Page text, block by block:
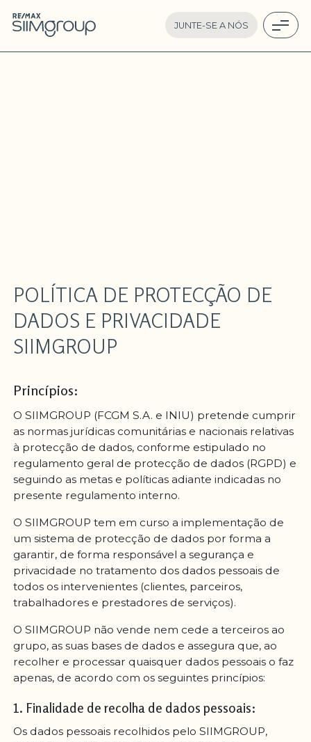
JUNTE-SE A NÓS
POLÍTICA DE PROTECÇÃO DE
DADOS E PRIVACIDADE
SIIMGROUP
Princípios:
O SIIMGROUP (FCGM S.A. e INIU) pretende cumprir
as normas jurídicas comunitárias e nacionais relativas
à protecção de dados, conforme estipulado no
regulamento geral de protecção de dados (RGPD) e
seguindo as metas e políticas adiante indicadas no
presente regulamento interno.
O SIIMGROUP tem em curso a implementação de
um sistema de protecção de dados por forma a
garantir, de forma responsável a segurança e
privacidade no tratamento dos dados pessoais de
todos os intervenientes (clientes, parceiros,
trabalhadores e prestadores de serviços).
O SIIMGROUP não vende nem cede a terceiros ao
grupo, as suas bases de dados e assegura que, ao
recolher e processar quaisquer dados pessoais o faz
apenas, de acordo com os seguintes princípios:
1. Finalidade de recolha de dados pessoais:
Os dados pessoais recolhidos pelo SIIMGROUP,